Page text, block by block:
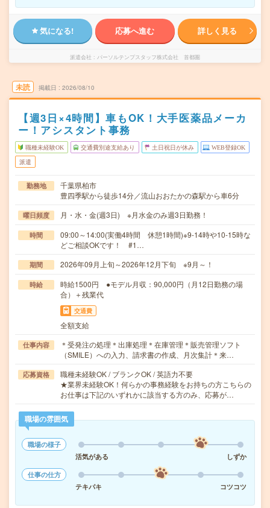
気になる! 応募へ進む 詳しく見る
派遣会社 パーソルテンプスタッフ株式会社 首都圏
未読 掲載日 2026/08/10
【週3日×4時間】車もOK！大手医薬品メーカ
ー！アシスタント事務
職種未経験OK 交通費別途支給あり 土日祝日が休み WEB登録OK
派遣
勤務地
千葉県柏市
豊四季駅から徒歩14分／流山おおたかの森駅から車6分
曜日頻度 月・水・金(週3日) ※月水金のみ週3日勤務！
時間
09:00～14:00(実働4時間 休憩1時間)※9-14時や10-15時な
どご相談OKです！ #1…
期間 2026年09月上旬～2026年12月下旬 ※9月～！
時給
時給1500円 ●モデル月収：90,000円（月12日勤務の場
合）＋残業代
交通費
全額支給
仕事内容
＊受発注の処理＊出庫処理＊在庫管理＊販売管理ソフト
（SMILE）への入力、請求書の作成、月次集計＊来…
応募資格
職種未経験OK / ブランクOK / 英語力不要
★業界未経験OK！何らかの事務経験をお持ちの方こちらの
お仕事は下記のいずれかに該当する方のみ、応募が…
職場の雰囲気
職場の様子
活気がある
しずか
仕事の仕方
テキパキ
コツコツ